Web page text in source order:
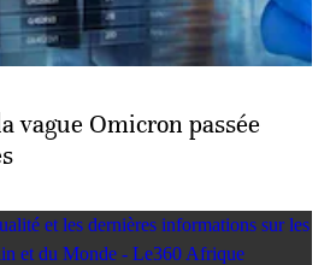
vague Omicron passée